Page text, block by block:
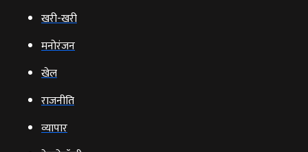
खरी-खरी
मनोरंजन
खेल
राजनीति
व्‍यापार